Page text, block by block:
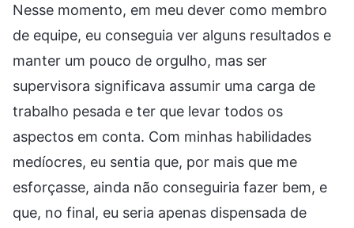
Nesse momento, em meu dever como membro
de equipe, eu conseguia ver alguns resultados e
manter um pouco de orgulho, mas ser
supervisora significava assumir uma carga de
trabalho pesada e ter que levar todos os
aspectos em conta. Com minhas habilidades
medíocres, eu sentia que, por mais que me
esforçasse, ainda não conseguiria fazer bem, e
que, no final, eu seria apenas dispensada de